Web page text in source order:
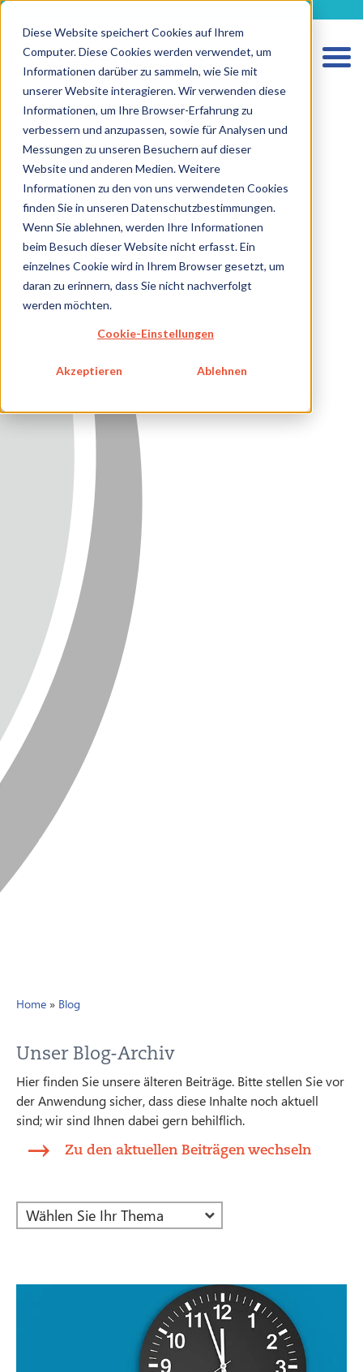
Diese Website speichert Cookies auf Ihrem
Computer. Diese Cookies werden verwendet, um
Informationen darüber zu sammeln, wie Sie mit
unserer Website interagieren. Wir verwenden diese
Informationen, um Ihre Browser-Erfahrung zu
verbessern und anzupassen, sowie für Analysen und
Messungen zu unseren Besuchern auf dieser
Website und anderen Medien. Weitere
Informationen zu den von uns verwendeten Cookies
finden Sie in unseren Datenschutzbestimmungen.
Wenn Sie ablehnen, werden Ihre Informationen
beim Besuch dieser Website nicht erfasst. Ein
einzelnes Cookie wird in Ihrem Browser gesetzt, um
daran zu erinnern, dass Sie nicht nachverfolgt
werden möchten.
Cookie-Einstellungen
Akzeptieren Ablehnen
Home » Blog
Unser Blog-Archiv
Hier finden Sie unsere älteren Beiträge. Bitte stellen Sie vor
der Anwendung sicher, dass diese Inhalte noch aktuell
sind; wir sind Ihnen dabei gern behilflich.
Zu den aktuellen Beiträgen wechseln
HOME
LEISTUNGEN MEDIZINPRODUKTE
LEISTUNGEN IVD
ÜBER UNS
BLOG
KONTAKT
SITEMAP